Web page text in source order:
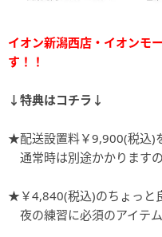
イオン新潟西店・イオンモ
す！！
↓特典はコチラ↓
★配送設置料￥9,900(税込)
通常時は別途かかります
★￥4,840(税込)のちょっと
夜の練習に必須のアイテム